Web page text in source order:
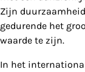
Zijn
gedurende het
waarde te zijn.
In het